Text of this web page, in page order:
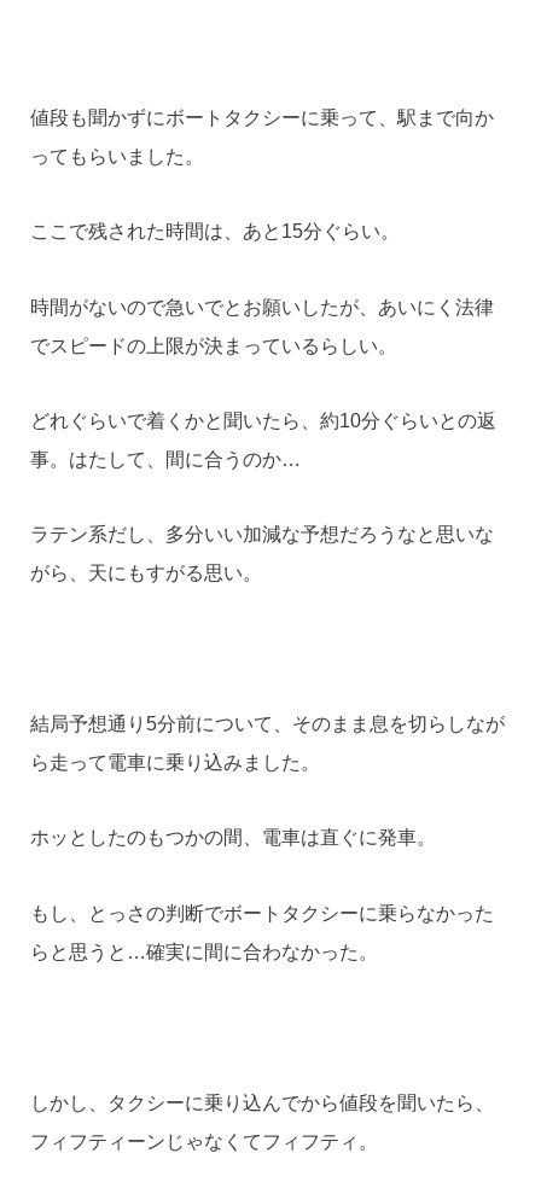
値段も聞かずにボートタクシーに乗って、駅まで向か
ってもらいました。
ここで残された時間は、あと15分ぐらい。
時間がないので急いでとお願いしたが、あいにく法律
でスピードの上限が決まっているらしい。
どれぐらいで着くかと聞いたら、約10分ぐらいとの返
事。はたして、間に合うのか…
ラテン系だし、多分いい加減な予想だろうなと思いな
がら、天にもすがる思い。
結局予想通り5分前について、そのまま息を切らしなが
ら走って電車に乗り込みました。
ホッとしたのもつかの間、電車は直ぐに発車。
もし、とっさの判断でボートタクシーに乗らなかった
らと思うと…確実に間に合わなかった。
しかし、タクシーに乗り込んでから値段を聞いたら、
フィフティーンじゃなくてフィフティ。